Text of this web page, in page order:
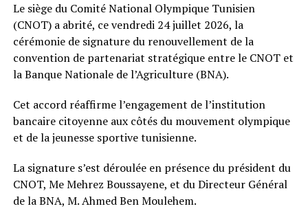
Le siège du Comité National Olympique Tunisien
(CNOT) a abrité, ce vendredi 24 juillet 2026, la
cérémonie de signature du renouvellement de la
convention de partenariat stratégique entre le CNOT et
la Banque Nationale de l’Agriculture (BNA).
Cet accord réaffirme l’engagement de l’institution
bancaire citoyenne aux côtés du mouvement olympique
et de la jeunesse sportive tunisienne.
La signature s’est déroulée en présence du président du
CNOT, Me Mehrez Boussayene, et du Directeur Général
de la BNA, M. Ahmed Ben Moulehem.